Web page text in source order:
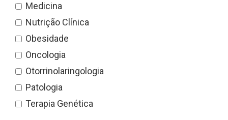
Medicina
Nutrição Clínica
Obesidade
Oncologia
Otorrinolaringologia
Patologia
Terapia Genética